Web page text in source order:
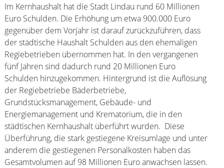
Im Kernhaushalt hat die Stadt Lindau rund 60 Millionen
Euro Schulden. Die Erhöhung um etwa 900.000 Euro
gegenüber dem Vorjahr ist darauf zurückzuführen, dass
der städtische Haushalt Schulden aus den ehemaligen
Regiebetrieben übernommen hat. In den vergangenen
fünf Jahren sind dadurch rund 20 Millionen Euro
Schulden hinzugekommen. Hintergrund ist die Auflösung
der Regiebetriebe Bäderbetriebe,
Grundstücksmanagement, Gebäude- und
Energiemanagement und Krematorium, die in den
städtischen Kernhaushalt überführt wurden. Diese
Überführung, die stark gestiegene Kreisumlage und unter
anderem die gestiegenen Personalkosten haben das
Gesamtvolumen auf 98 Millionen Euro anwachsen lassen.